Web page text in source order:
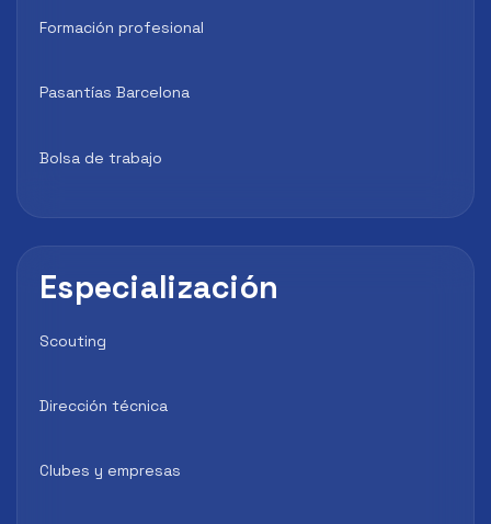
Formación profesional
Pasantías Barcelona
Bolsa de trabajo
Especialización
Scouting
Dirección técnica
Clubes y empresas